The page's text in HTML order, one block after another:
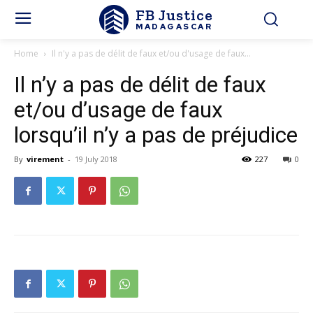
FB Justice
MADAGASCAR
Home Il n'y a pas de délit de faux et/ou d'usage de faux...
Il n’y a pas de délit de faux
et/ou d’usage de faux
lorsqu’il n’y a pas de préjudice
By virement - 19 July 2018 0
227